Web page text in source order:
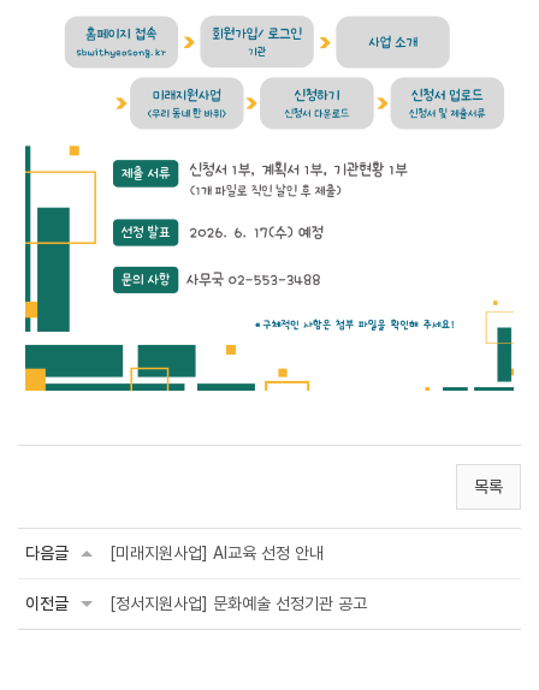
목록
다음글 [미래지원사업] AI교육 선정 안내
이전글 [정서지원사업] 문화예술 선정기관 공고